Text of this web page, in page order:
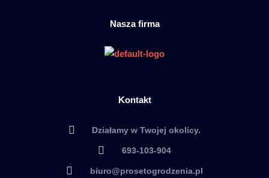
Nasza firma
Kontakt
Działamy w Twojej okolicy.
693-103-904
biuro@prosetogrodzenia.pl